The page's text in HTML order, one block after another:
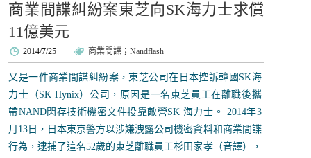
商業間諜糾紛案東芝向SK海力士求償
11億美元
2014/7/25 商業間諜 ；Nandflash
又是一件商業間諜糾紛案，東芝公司在日本控訴韓國SK海
力士（SK Hynix）公司，原因是一名東芝員工在離職後攜
帶NAND閃存技術機密文件投靠敵營SK 海力士。 2014年3
月13日，日本東京警方以涉嫌洩露公司機密資料和商業間諜
行為，逮捕了這名52歲的東芝離職員工杉田家孝（音譯），